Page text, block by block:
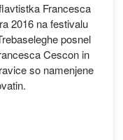
Francesca
2016 na festivalu
posnel
Cescon in
so namenjene